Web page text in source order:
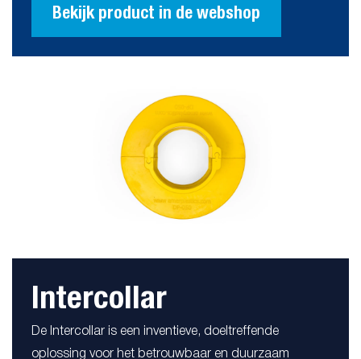
Bekijk product in de webshop
Intercollar
De Intercollar is een inventieve, doeltreffende
oplossing voor het betrouwbaar en duurzaam